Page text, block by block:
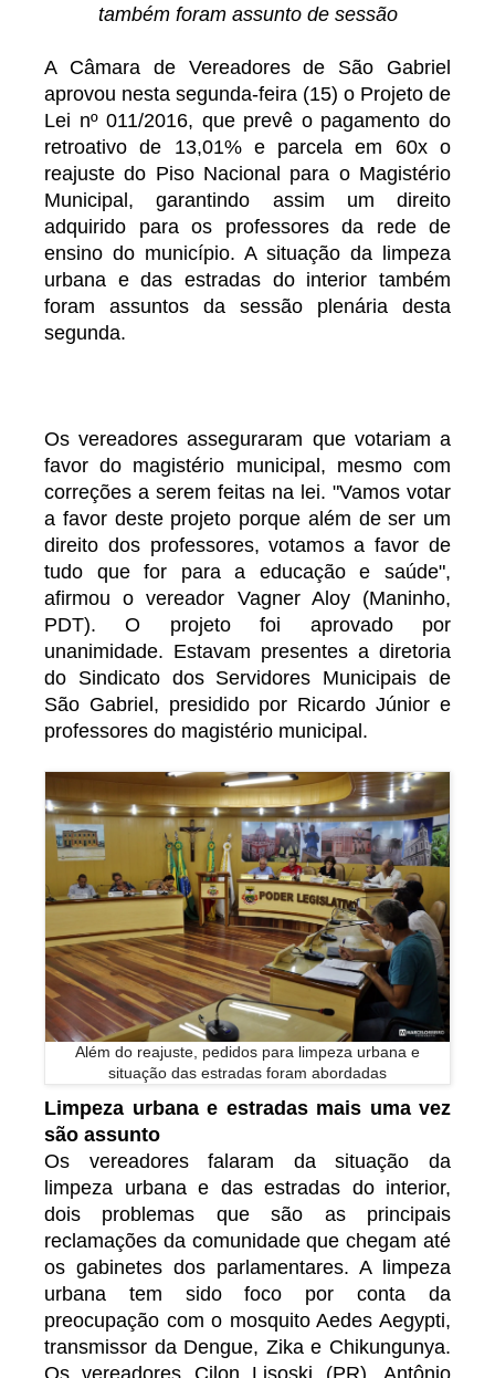
também foram assunto de sessão
A Câmara de Vereadores de São Gabriel
aprovou nesta segunda-feira (15) o Projeto de
Lei nº 011/2016, que prevê o pagamento do
retroativo de 13,01% e parcela em 60x o
reajuste do Piso Nacional para o Magistério
Municipal, garantindo assim um direito
adquirido para os professores da rede de
ensino do município. A situação da limpeza
urbana e das estradas do interior também
foram assuntos da sessão plenária desta
segunda.
Os vereadores asseguraram que votariam a
favor do magistério municipal, mesmo com
correções a serem feitas na lei. "Vamos votar
a favor deste projeto porque além de ser um
direito dos professores, votamos a favor de
tudo que for para a educação e saúde",
afirmou o vereador Vagner Aloy (Maninho,
PDT). O projeto foi aprovado por
unanimidade. Estavam presentes a diretoria
do Sindicato dos Servidores Municipais de
São Gabriel, presidido por Ricardo Júnior e
professores do magistério municipal.
Além do reajuste, pedidos para limpeza urbana e
situação das estradas foram abordadas
Limpeza urbana e estradas mais uma vez
são assunto
Os vereadores falaram da situação da
limpeza urbana e das estradas do interior,
dois problemas que são as principais
reclamações da comunidade que chegam até
os gabinetes dos parlamentares. A limpeza
urbana tem sido foco por conta da
preocupação com o mosquito Aedes Aegypti,
transmissor da Dengue, Zika e Chikungunya.
Os vereadores Cilon Lisoski (PR), Antônio